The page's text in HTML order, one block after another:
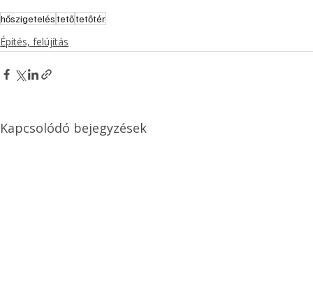
hőszigeteléstetőtetőtér
Építés, felújítás
Kapcsolódó bejegyzések